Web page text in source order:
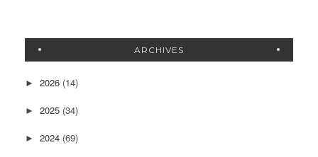
ARCHIVES
► 2026 (14)
► 2025 (34)
► 2024 (69)